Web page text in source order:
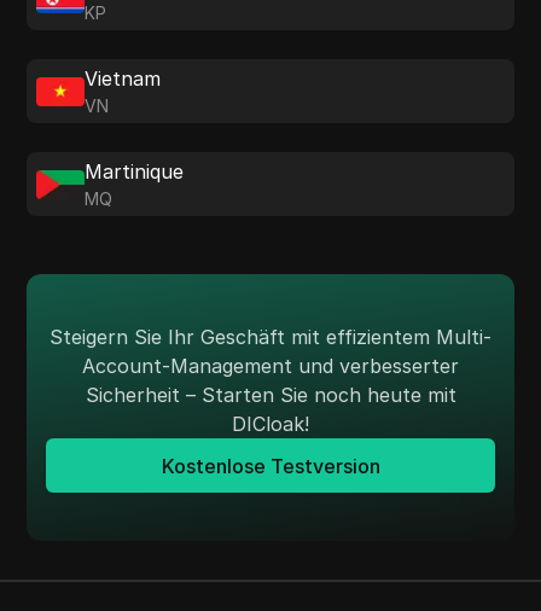
KP
Vietnam
VN
Martinique
MQ
Steigern Sie Ihr Geschäft mit effizientem Multi-
Account-Management und verbesserter
Sicherheit – Starten Sie noch heute mit
DICloak!
Kostenlose Testversion